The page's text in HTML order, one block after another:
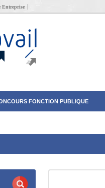
Entreprise
FONCTION PUBLIQUE